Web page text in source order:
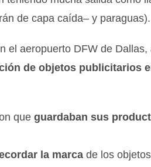
de capa caída– y paraguas).
el aeropuerto DFW de
de objetos publicitarios
queguardaban sus
la marca de los